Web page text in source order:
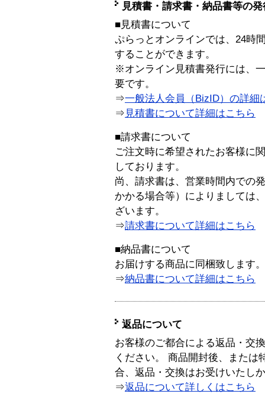
見積書・請求書・納品書等の
■見積書について
ぷらっとオンラインでは、24時
することができます。
※オンライン見積書発行には、
要です。
⇒一般法人会員（BizID）の詳細
⇒ 見積書について詳細はこちら
■請求書について
ご注文時に希望されたお客様に
しております。
尚、請求書は、営業時間内での
かかる場合等）によりましては
ざいます。
⇒請求書について詳細はこちら
■納品書について
お届けする商品に同梱致します。
⇒納品書について詳細はこちら
返品について
お客様のご都合による返品・交
ください。 商品開封後、または
合、返品・交換はお受けいたし
⇒返品について詳しくはこちら